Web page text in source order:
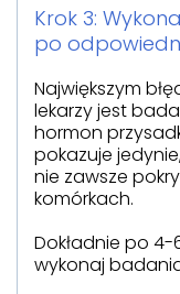
Krok 3:
po
Największym
lekarzy jest
hormon
pokazuje
nie zawsze
komórkach.
Dokładnie po
wykonaj